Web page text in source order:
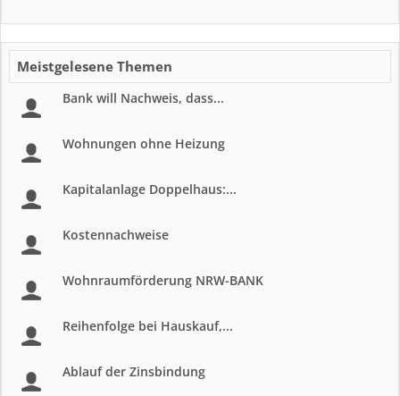
Meistgelesene Themen
Bank will Nachweis, dass...
Wohnungen ohne Heizung
Kapitalanlage Doppelhaus:...
Kostennachweise
Wohnraumförderung NRW-BANK
Reihenfolge bei Hauskauf,...
Ablauf der Zinsbindung